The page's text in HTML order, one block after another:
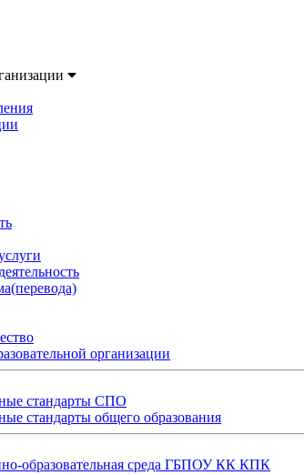
организации
стандарты СПО
стандарты общего образования
образовательная среда ГБПОУ КК КПК